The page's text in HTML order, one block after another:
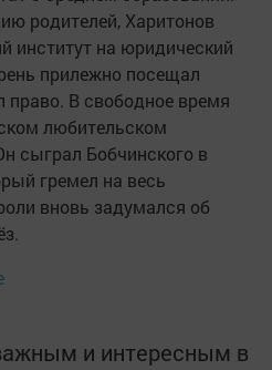
родителей, Харитонов
институт на юридический
прилежно посещал
право. В свободное время
любительском
сыграл Бобчинского в
гремел на весь
вновь задумался об
и интересным в